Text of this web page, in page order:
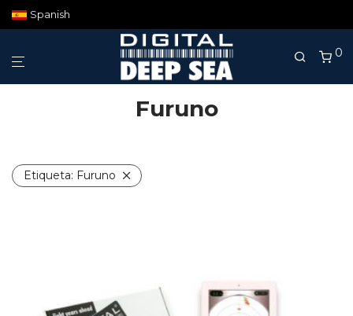
Spanish
0
Furuno
Etiqueta: Furuno